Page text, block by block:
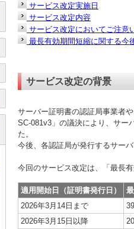
サービス改定実施日
サービス改定内容
サービス改定においてご注意
最長有効期間短縮に関する今
サービス改定の背景
サーバー証明書の認証局事業者
SC-081v3」の議決により、サー
た。
今後、各認証局が発行するサー
今回のサービス改定は、「最長
適用開始日（証明書発行日）
2026年3月14日まで
2026年3月15日以降